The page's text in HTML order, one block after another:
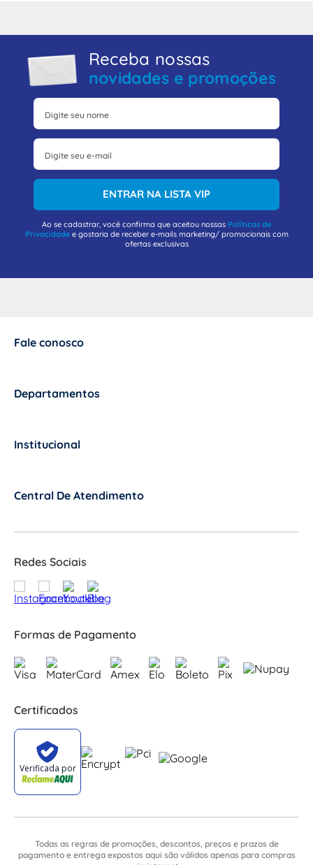
Receba nossas
novidades e promoções
ENTRAR NA LISTA VIP
Ao se cadastrar, você confirma que aceitou nossas Políticas de
Privacidadee gostaria de receber e-mails marketing/ promocionais com
ofertas exclusivas
Fale conosco
Departamentos
Institucional
Central De Atendimento
Redes Sociais
Formas de Pagamento
Certificados
Todas as regras de promoções, descontos, preços e prazos de
pagamento e entrega expostos aqui são válidos apenas para compras